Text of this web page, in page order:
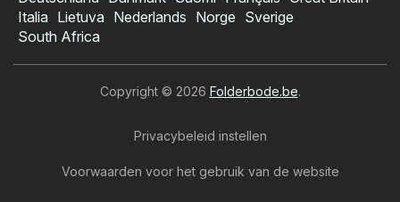
Italia Lietuva Nederlands Norge Sverige
South Africa
Copyright © 2026 Folderbode.be.
Privacybeleid instellen
Voorwaarden voor het gebruik van de website